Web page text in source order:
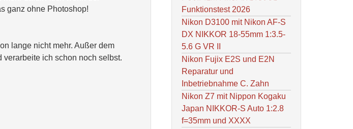
ganz ohne Photoshop!
lange nicht mehr. Außer dem
ich schon noch selbst.
Funktionstest 2026
Nikon D3100 mit Nikon AF-S
DX NIKKOR 18-55mm 1:3.5-
5.6 G VR II
Nikon Fujix E2S und E2N
Reparatur und
Inbetriebnahme C. Zahn
Nikon Z7 mit Nippon Kogaku
Japan NIKKOR-S Auto 1:2.8
f=35mm und XXXX